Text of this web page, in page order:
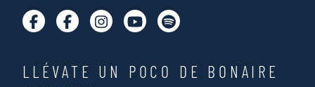
LLÉVATE UN POCO DE BONAIRE